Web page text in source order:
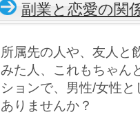
副業と恋愛の関
所属先の人や、友人と
みた人、これもちゃん
ションで、男性/女性
ありませんか？